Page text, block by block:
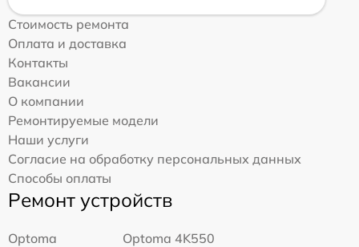
Стоимость ремонта
Оплата и доставка
Контакты
Вакансии
О компании
Ремонтируемые модели
Наши услуги
Согласие на обработку персональных данных
Способы оплаты
Ремонт устройств
Optoma
Optoma 4K550